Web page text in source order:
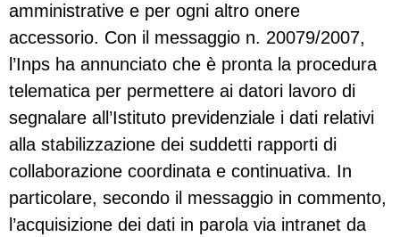
amministrative e per ogni altro onere
accessorio. Con il messaggio n. 20079/2007,
l’Inps ha annunciato che è pronta la procedura
telematica per permettere ai datori lavoro di
segnalare all’Istituto previdenziale i dati relativi
alla stabilizzazione dei suddetti rapporti di
collaborazione coordinata e continuativa. In
particolare, secondo il messaggio in commento,
l’acquisizione dei dati in parola via intranet da